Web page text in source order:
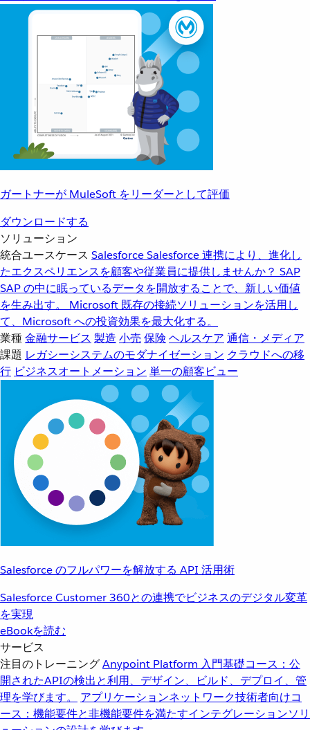
ガートナーが MuleSoft をリーダーとして評価
ダウンロードする
ソリューション
統合ユースケース SalesforceSalesforce 連携により、進化し
たエクスペリエンスを顧客や従業員に提供しませんか？ SAP
SAP の中に眠っているデータを開放することで、新しい価値
を生み出す。
Microsoft 既存の接続ソリューションを活用し
て、Microsoft への投資効果を最大化する。
業種金融サービス 製造 小売 保険 ヘルスケア 通信・メディア
課題 レガシーシステムのモダナイゼーション クラウドへの移
行 ビジネスオートメーション 単一の顧客ビュー
Salesforce のフルパワーを解放する API 活用術
Salesforce Customer 360との連携でビジネスのデジタル変革
を実現
eBookを読む
サービス
注目のトレーニングAnypoint Platform 入門基礎コース：公
開されたAPIの検出と利用、デザイン、ビルド、デプロイ、管
理を学びます。
アプリケーションネットワーク技術者向けコ
ース：機能要件と非機能要件を満たすインテグレーションソリ